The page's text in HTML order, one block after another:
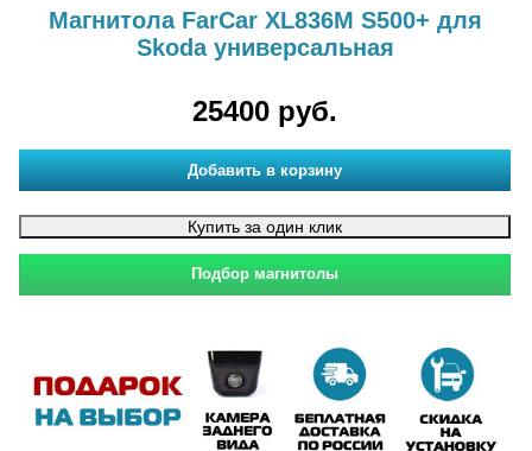
Магнитола FarCar XL836M S500+ для
Skoda универсальная
25400 руб.